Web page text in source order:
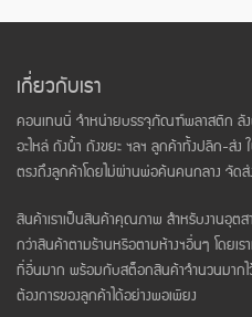
เกี่ยวกับเรา
คอนเทนนี่ จำหน่ายบรรจุภัณฑ์พลาสติก ลั
อะไหล่ ถังน้ำ ถังขยะ ฯลฯ ลูกค้าทั้งปลีก-ส่ง
ตรงถึงลูกค้าโดยไม่ผ่านพ่อค้นคนกลาง จัดส่
สินค้าเราเป็นสินค้าคุณภาพ สำหรับงานอุต
กว่าสินค้าตามร้านหรือตามห้างฯอื่นๆ โดยเร
ที่อื่นมาก พร้อมกับสต็อกสินค้าจำนวนมาก
ต้องการของลูกค้าได้อย่างพอเพียง